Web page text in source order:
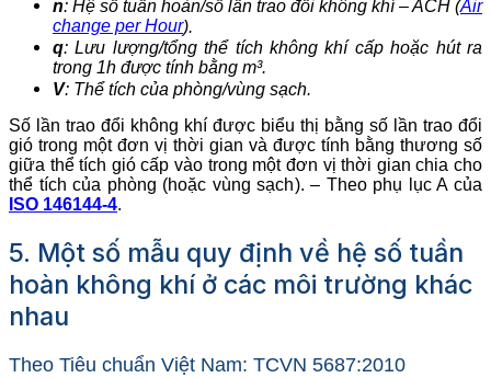
n: Hệ số tuần hoàn/số lần trao đổi không khí – ACH (Air
change per Hour).
q: Lưu lượng/tổng thể tích không khí cấp hoặc hút ra
trong 1h được tính bằng m³.
V: Thể tích của phòng/vùng sạch.
Số lần trao đổi không khí được biểu thị bằng số lần trao đổi
gió trong một đơn vị thời gian và được tính bằng thương số
giữa thể tích gió cấp vào trong một đơn vị thời gian chia cho
thể tích của phòng (hoặc vùng sạch). – Theo phụ lục A của
ISO 146144-4.
5. Một số mẫu quy định về hệ số tuần
hoàn không khí ở các môi trường khác
nhau
Theo Tiêu chuẩn Việt Nam: TCVN 5687:2010